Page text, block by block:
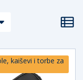
kaiševi i torbe za